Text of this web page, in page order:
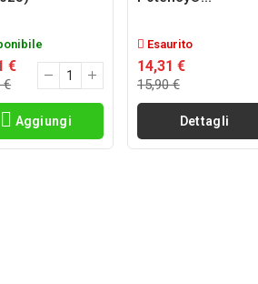
€
€
Aggiungi
Esaurito
14,31 €
15,90 €
Dettagli